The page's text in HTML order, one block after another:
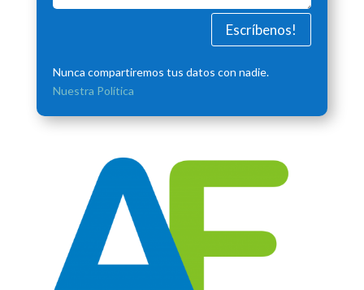
Escríbenos!
Nunca compartiremos tus datos con nadie.
Nuestra Política